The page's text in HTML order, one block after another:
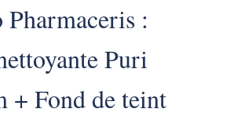
Pharmaceris :
Puri
+ Fond de teint